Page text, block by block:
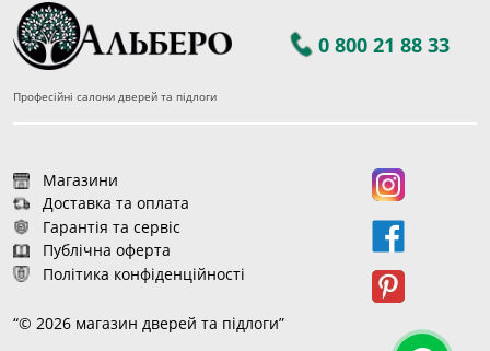
0 800 21 88 33
Професійні салони дверей та підлоги
Магазини
Доставка та оплата
Гарантія та сервіс
Публічна оферта
Політика конфіденційності
“© 2026 магазин дверей та підлоги”